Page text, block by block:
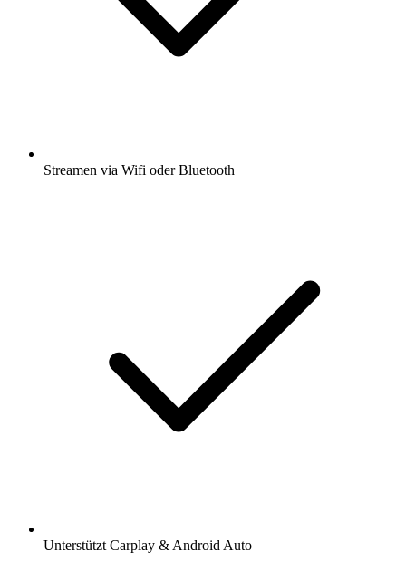
Streamen via Wifi oder Bluetooth
Unterstützt Carplay & Android Auto